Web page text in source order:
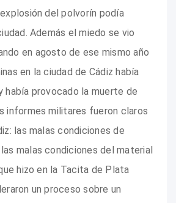
del polvorín podía
Además el miedo se vio
en agosto de ese mismo año
en la ciudad de Cádiz había
había provocado la muerte de
informes militares fueron claros
las malas condiciones de
malas condiciones del material
hizo en la Tacita de Plata
un proceso sobre un